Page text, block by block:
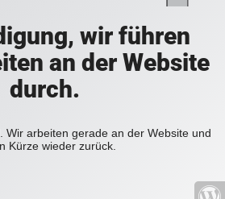
wir führen
an der Website
durch.
Wir arbeiten gerade an der Website und
Kürze wieder zurück.